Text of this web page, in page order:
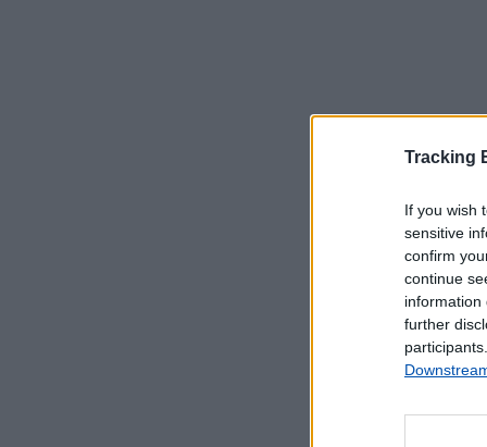
Tracking
If you wish
sensitive
confirm
continue
information
further
Serviços
Correio e
Aviso -
Correio